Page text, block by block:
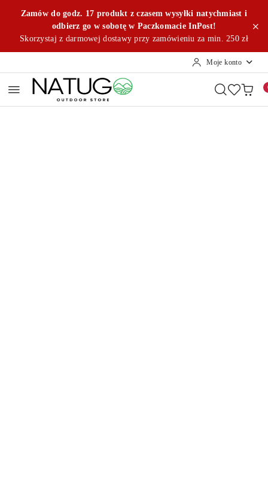
Przejdź do treści głównej
Przejdź do wyszukiwarki
Przejdź do moje konto
Przejdź do menu głównego
Przejdź do opisu produktu
Przejdź do stopki
Zamów do godz. 17 produkt z czasem wysyłki natychmiast i
odbierz go w sobotę w Paczkomacie InPost!
Skorzystaj z darmowej dostawy przy zamówieniu za min. 250 zł
Moje konto